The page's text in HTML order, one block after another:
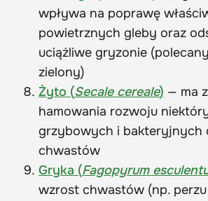
wpływa na poprawę
powietrznych gleby oraz
uciążliwe gryzonie
zielony)
Żyto (Secale cereale) — ma
hamowania rozwoju
grzybowych i bakteryjnych
chwastów
Gryka (Fagopyrum
wzrost chwastów (np.